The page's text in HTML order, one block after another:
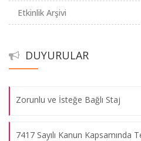
Etkinlik Arşivi
DUYURULAR
Zorunlu ve İsteğe Bağlı Staj
7417 Sayılı Kanun Kapsamında